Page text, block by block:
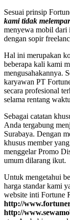
Sesuai prinsip
kami tidak
menyewa mobil dari
dengan sopir
Hal ini merupakan
beberapa kali kami
mengusahakannya.
karyawan PT
secara profesional
selama rentang
Sebagai catatan
Anda tergabung
Surabaya. Dengan
khusus member
menggelar Promo
umum dilarang ikut.
Untuk mengetahui
harga standar kami
website inti Fortune
http://
http://